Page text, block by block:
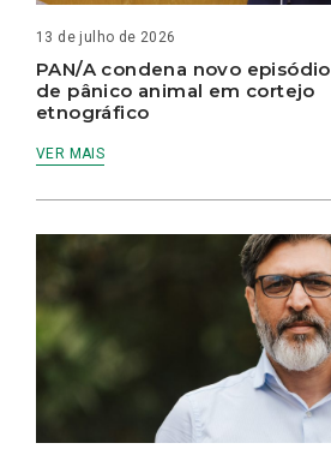
13 de julho de 2026
PAN/A condena novo episódio
de pânico animal em cortejo
etnográfico
VER MAIS